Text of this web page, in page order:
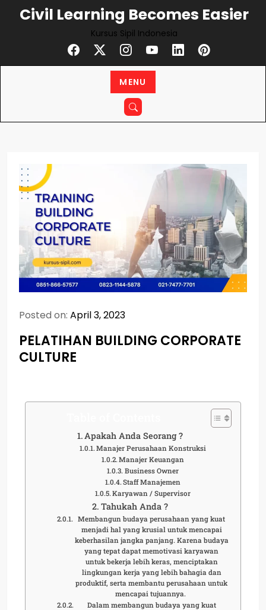
Civil Learning Becomes Easier
Kursus Sipil Indonesia
MENU
Posted on: April 3, 2023
PELATIHAN BUILDING CORPORATE
CULTURE
Apakah Anda Seorang ?
Manajer Perusahaan Konstruksi
Manajer Keuangan
Business Owner
Staff Manajemen
Karyawan / Supervisor
Tahukah Anda ?
Membangun budaya perusahaan yang kuat
menjadi hal yang krusial untuk mencapai
keberhasilan jangka panjang. Karena budaya
yang tepat dapat memotivasi karyawan
untuk bekerja lebih keras, menciptakan
lingkungan kerja yang lebih bahagia dan
produktif, serta membantu perusahaan untuk
mencapai tujuannya.
Dalam membangun budaya yang kuat